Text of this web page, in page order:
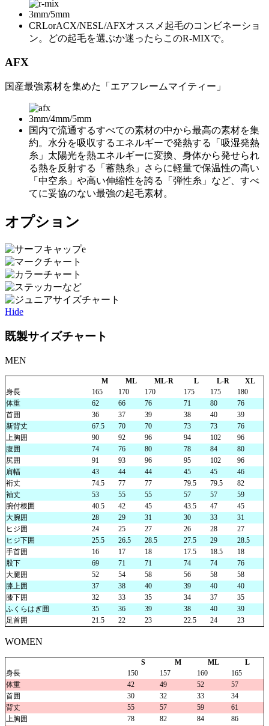
3mm/5mm
CRLorACX/NESL/AFXオススメ起毛のコンビネーショ
ン。どの起毛を選ぶか迷ったらこのR-MIXで。
AFX
国産最強素材を集めた「エアフレームマイティー」
3mm/4mm/5mm
国内で流通するすべての素材の中から最高の素材を集
約。水分を吸収するエネルギーで発熱する「吸湿発熱
糸」太陽光を熱エネルギーに変換、身体から発せられ
る熱を反射する「蓄熱糸」さらに軽量で保温性の高い
「中空糸」や高い伸縮性を誇る「弾性糸」など、すべ
てに妥協のない最強の起毛素材。
オプション
Hide
既製サイズチャート
MEN
M ML ML-R L L-R
XL
身長
165 170 170 175 175
180
体重
62 66 76 71 80
76
首囲
36 37 39 38 40
39
新背丈
67.5 70 70 73 73
76
上胸囲
90 92 96 94 102
96
腹囲
74 76 80 78 84
80
尻囲
91 93 96 95 102
96
肩幅
43 44 44 45 45
46
裄丈
74.5 77 77 79.5 79.5
82
袖丈
53 55 55 57 57
59
腕付根囲
40.5 42 45 43.5 47
45
大腕囲
28 29 31 30 33
31
ヒジ囲
24 25 27 26 28
27
ヒジ下囲
25.5 26.5 28.5 27.5 29
28.5
手首囲
16 17 18 17.5 18.5
18
股下
69 71 71 74 74
76
大腿囲
52 54 58 56 58
58
膝上囲
37 38 40 39 40
40
膝下囲
32 33 35 34 37
35
ふくらはぎ囲
35 36 39 38 40
39
足首囲
21.5 22 23 22.5 24 23
WOMEN
S M ML
L
身長
150 157 160
165
体重
42 49 52
57
首囲
30 32 33
34
背丈
55 57 59
61
上胸囲
78 82 84
86